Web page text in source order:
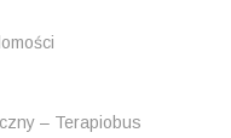
– Terapiobus